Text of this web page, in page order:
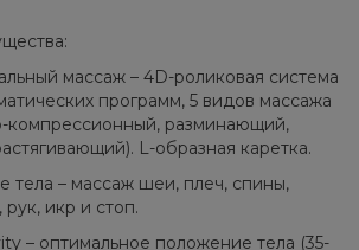
массаж – 4D-роликовая система
программ, 5 видов массажа
компрессионный, разминающий,
L-образная каретка.
тела – массаж шеи, плеч, спины,
икр и стоп.
– оптимальное положение тела (35-